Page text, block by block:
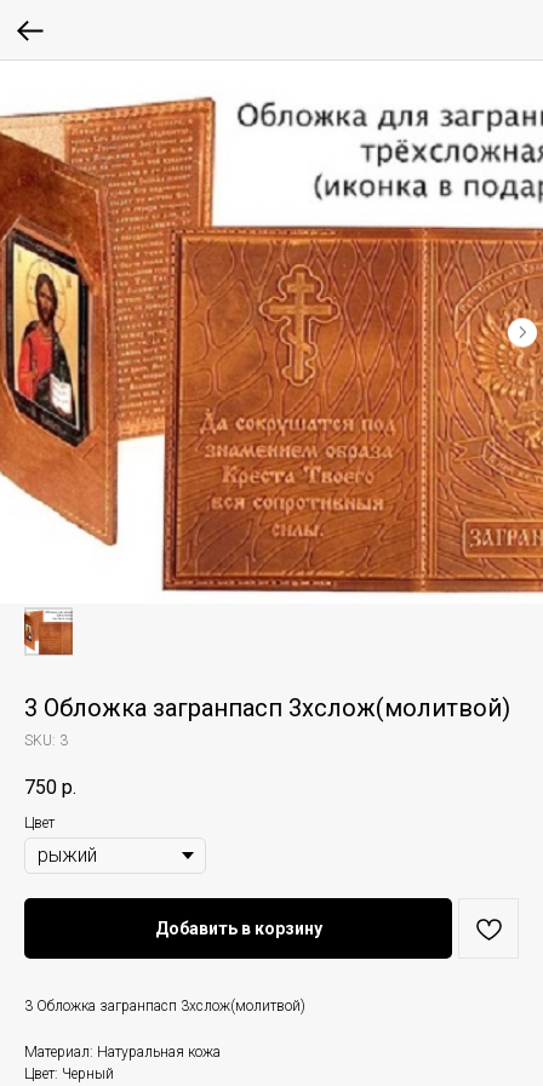
3 Обложка загранпасп 3хслож(молитвой)
SKU: 3
750 р.
Цвет
Добавить в корзину
3 Обложка загранпасп 3хслож(молитвой)
Материал: Натуральная кожа
Цвет: Черный